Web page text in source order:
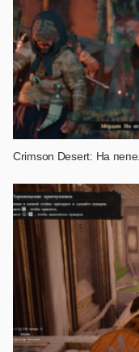
Crimson Desert: На